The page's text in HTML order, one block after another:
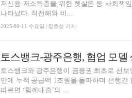
저신용·저소득층을 위한 햇살론 등 사회책
나타났다. 직전해와 비...
2025-06-11 수요일 | 장호성 기자
토스뱅크-광주은행, 협업 모델
토스뱅크와 광주은행이 금융권 최초로 선
만에 누적 공급액 1조원을 돌파하며 은행간 협업 성
따르면 ‘함께대출’의 ...